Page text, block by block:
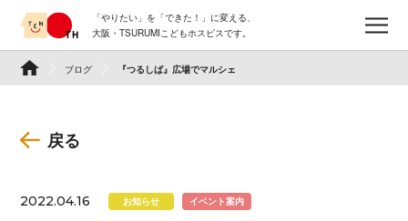
content
「やりたい」を「できた！」に変える、
大阪・TSURUMIこどもホスピスです。
TSURUMI こどもホスピス
ブログ 『つるしば』広場でマルシェ
戻る
2022.04.16 お知らせ イベント案内